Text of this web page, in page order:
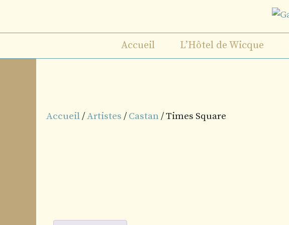
contenu
Accueil L’Hôtel de Wicque
Accueil/Artistes / Castan / Times Square